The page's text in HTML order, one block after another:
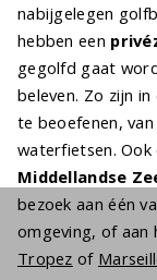
nabijgelegen
hebben een
gegolfd gaat
beleven. Zo zijn
te beoefenen,
waterfietsen.
Middellandse
bezoek aan één
omgeving, of
Tropez of